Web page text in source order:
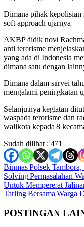
Dimana pihak kepolisian
soft approach ujarnya
AKBP didik novi
anti terorisme
yang ada di Indonesia
dimana satu dengan
Dimana dalam survei
mengalami peningkatan
Selanjutnya kegiatan
waspada terorisme dan
walikota kepada 8
Sudah dilihat : 471
Navigasi
pos
Binmas Polsek
Solving Permasalahan
Untuk Mempererat
Tarling Bersama Warga
POSTINGAN